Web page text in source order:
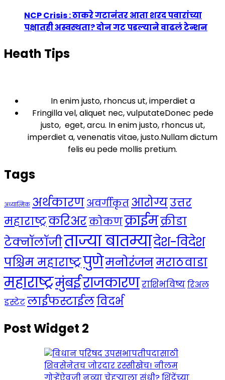
NCP Crisis : ठाकरे गटानंतर आता शरद पवारांच्या
पक्षातही अस्वस्थता? दोन गट पडल्याने वाढलं टेन्शन
Heath Tips
In enim justo, rhoncus ut, imperdiet a
Fringilla vel, aliquet nec, vulputateDonec pede
justo, eget, arcu. In enim justo, rhoncus ut,
imperdiet a, venenatis vitae, justo.Nullam dictum
felis eu pede mollis pretium.
Tags
अध्यात्मिक अर्थकारणअवर्गीकृत आरोग्यउत्तर
महाराष्ट्रकरिअरकोकणक्राईमक्रीडा
टेक्नॉलॉजीताज्या बातम्यादेश-विदेश
पश्चिम महाराष्ट्रपुणेमनोरंजनमराठवाडा
महाराष्ट्रमुंबईराजकारणराशिभविष्यरिअल
इस्टेटलाईफस्टाईलविदर्भ
Post Widget 2